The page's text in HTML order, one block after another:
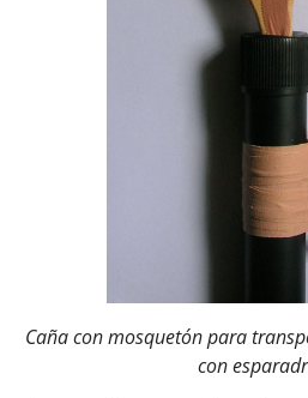
Caña con mosquetón para
con